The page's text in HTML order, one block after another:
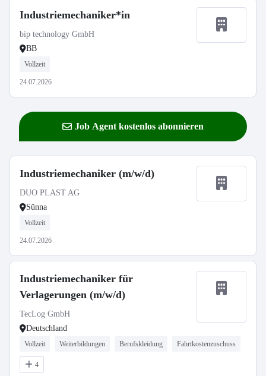
Industriemechaniker*in
bip technology GmbH
BB
Vollzeit
24.07.2026
Job Agent kostenlos abonnieren
Industriemechaniker (m/w/d)
DUO PLAST AG
Sünna
Vollzeit
24.07.2026
Industriemechaniker für
Verlagerungen (m/w/d)
TecLog GmbH
Deutschland
Vollzeit Weiterbildungen Berufskleidung Fahrtkostenzuschuss
4